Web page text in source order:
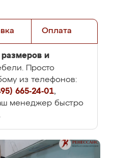
Оплата
размеров и
Просто
из телефонов:
665-24-01,
менеджер быстро